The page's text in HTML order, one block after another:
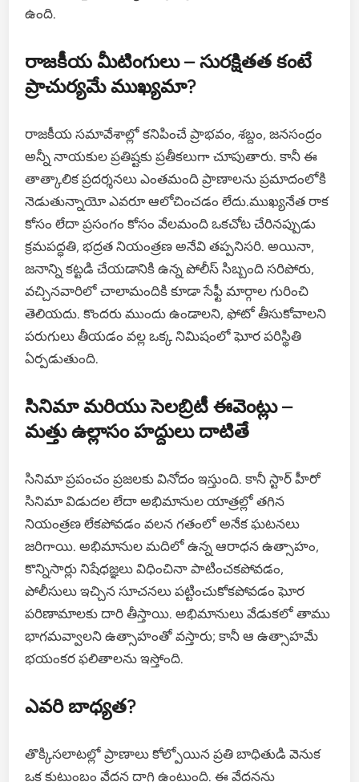
ఉంది.
రాజకీయ మీటింగులు – సురక్షితత కంటే
ప్రాచుర్యమే ముఖ్యమా?
రాజకీయ సమావేశాల్లో కనిపించే ప్రాభవం, శబ్దం, జనసంద్రం
అన్నీ నాయకుల ప్రతిష్టకు ప్రతీకలుగా చూపుతారు. కానీ ఈ
తాత్కాలిక ప్రదర్శనలు ఎంతమంది ప్రాణాలను ప్రమాదంలోకి
నెడుతున్నాయో ఎవరూ ఆలోచించడం లేదు.ముఖ్యనేత రాక
కోసం లేదా ప్రసంగం కోసం వేలమంది ఒకచోట చేరినప్పుడు
క్రమపద్ధతి, భద్రత నియంత్రణ అనేవి తప్పనిసరి. అయినా,
జనాన్ని కట్టడి చేయడానికి ఉన్న పోలీస్ సిబ్బంది సరిపోరు,
వచ్చినవారిలో చాలామందికి కూడా సేఫ్టీ మార్గాల గురించి
తెలియదు. కొందరు ముందు ఉండాలని, ఫోటో తీసుకోవాలని
పరుగులు తీయడం వల్ల ఒక్క నిమిషంలో ఘోర పరిస్థితి
ఏర్పడుతుంది.
సినిమా మరియు సెలబ్రిటీ ఈవెంట్లు –
మత్తు ఉల్లాసం హద్దులు దాటితే
సినిమా ప్రపంచం ప్రజలకు వినోదం ఇస్తుంది. కానీ స్టార్ హీరో
సినిమా విడుదల లేదా అభిమానుల యాత్రల్లో తగిన
నియంత్రణ లేకపోవడం వలన గతంలో అనేక ఘటనలు
జరిగాయి. అభిమానుల మదిలో ఉన్న ఆరాధన ఉత్సాహం,
కొన్నిసార్లు నిషేధజ్ఞలు విధించినా పాటించకపోవడం,
పోలీసులు ఇచ్చిన సూచనలు పట్టించుకోకపోవడం ఘోర
పరిణామాలకు దారి తీస్తాయి. అభిమానులు వేడుకలో తాము
భాగమవ్వాలని ఉత్సాహంతో వస్తారు; కానీ ఆ ఉత్సాహమే
భయంకర ఫలితాలను ఇస్తోంది.
ఎవరి బాధ్యత?
తొక్కిసలాటల్లో ప్రాణాలు కోల్పోయిన ప్రతి బాధితుడి వెనుక
ఒక కుటుంబం వేదన దాగి ఉంటుంది. ఈ వేదనను